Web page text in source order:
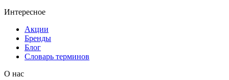
Интересное
Акции
Бренды
Блог
Словарь терминов
О нас